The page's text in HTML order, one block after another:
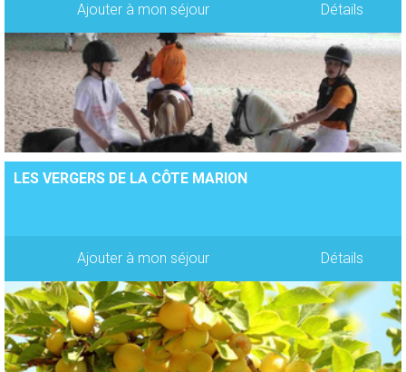
Ajouter à mon séjour Détails
LES VERGERS DE LA CÔTE MARION
Ajouter à mon séjour Détails